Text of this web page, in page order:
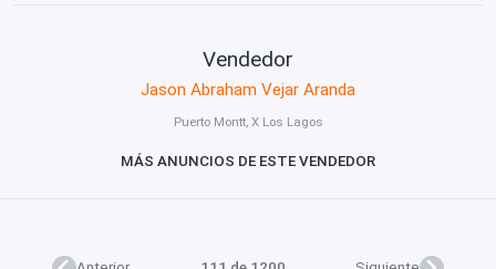
Vendedor
Jason Abraham Vejar Aranda
Puerto Montt, X Los Lagos
MÁS ANUNCIOS DE ESTE VENDEDOR